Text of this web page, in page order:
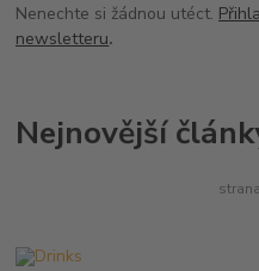
Nenechte si žádnou utéct.
newsletteru.
Nejnovější
strana